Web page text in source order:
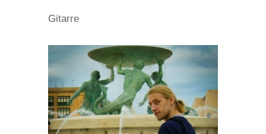
Gitarre